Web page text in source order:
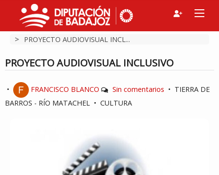
> PROYECTO AUDIOVISUAL INCL...
PROYECTO AUDIOVISUAL INCLUSIVO
• FRANCISCO BLANCO Sin comentarios • TIERRA DE
BARROS - RÍO MATACHEL • CULTURA